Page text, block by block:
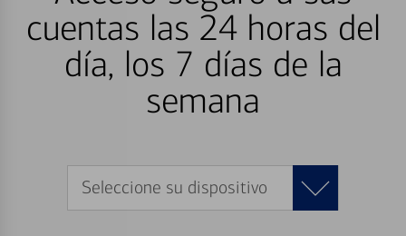
cuentas las 24 horas del
día, los 7 días de la
semana
Seleccione su dispositivo